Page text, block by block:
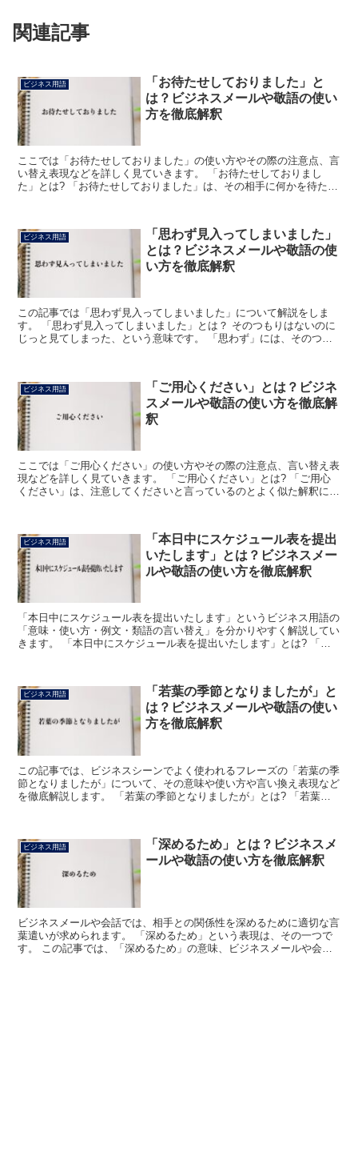
関連記事
ビジネス用語
「お待たせしておりました」と
は？ビジネスメールや敬語の使い
方を徹底解釈
ここでは「お待たせしておりました」の使い方やその際の注意点、言
い替え表現などを詳しく見ていきます。 「お待たせしておりまし
た」とは? 「お待たせしておりました」は、その相手に何かを待たせ
ビジネス用語
「思わず見入ってしまいました」
とは？ビジネスメールや敬語の使
い方を徹底解釈
この記事では「思わず見入ってしまいました」について解説をしま
す。 「思わず見入ってしまいました」とは？ そのつもりはないのに
じっと見てしまった、という意味です。 「思わず」には、そのつも
ビジネス用語
「ご用心ください」とは？ビジネ
スメールや敬語の使い方を徹底解
釈
ここでは「ご用心ください」の使い方やその際の注意点、言い替え表
現などを詳しく見ていきます。 「ご用心ください」とは? 「ご用心
ください」は、注意してくださいと言っているのとよく似た解釈にな
ビジネス用語
「本日中にスケジュール表を提出
いたします」とは？ビジネスメー
ルや敬語の使い方を徹底解釈
「本日中にスケジュール表を提出いたします」というビジネス用語の
「意味・使い方・例文・類語の言い替え」を分かりやすく解説してい
きます。 「本日中にスケジュール表を提出いたします」とは? 「本
ビジネス用語
「若葉の季節となりましたが」と
は？ビジネスメールや敬語の使い
方を徹底解釈
この記事では、ビジネスシーンでよく使われるフレーズの「若葉の季
節となりましたが」について、その意味や使い方や言い換え表現など
を徹底解説します。 「若葉の季節となりましたが」とは? 「若葉の
ビジネス用語
「深めるため」とは？ビジネスメ
ールや敬語の使い方を徹底解釈
ビジネスメールや会話では、相手との関係性を深めるために適切な言
葉遣いが求められます。 「深めるため」という表現は、その一つで
す。 この記事では、「深めるため」の意味、ビジネスメールや会話